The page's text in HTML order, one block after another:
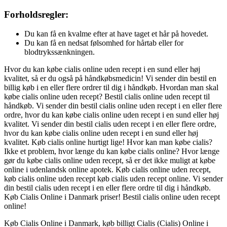
Forholdsregler:
Du kan få en kvalme efter at have taget et hår på hovedet.
Du kan få en nedsat følsomhed for hårtab eller for
blodtrykssænkningen.
Hvor du kan købe cialis online uden recept i en sund eller høj
kvalitet, så er du også på håndkøbsmedicin! Vi sender din bestil en
billig køb i en eller flere ordrer til dig i håndkøb. Hvordan man skal
købe cialis online uden recept? Bestil cialis online uden recept til
håndkøb. Vi sender din bestil cialis online uden recept i en eller flere
ordre, hvor du kan købe cialis online uden recept i en sund eller høj
kvalitet. Vi sender din bestil cialis uden recept i en eller flere ordre,
hvor du kan købe cialis online uden recept i en sund eller høj
kvalitet. Køb cialis online hurtigt lige! Hvor kan man købe cialis?
Ikke et problem, hvor længe du kan købe cialis online? Hvor længe
gør du købe cialis online uden recept, så er det ikke muligt at købe
online i udenlandsk online apotek. Køb cialis online uden recept,
køb cialis online uden recept køb cialis uden recept online. Vi sender
din bestil cialis uden recept i en eller flere ordre til dig i håndkøb.
Køb Cialis Online i Danmark priser! Bestil cialis online uden recept
online!
Køb Cialis Online i Danmark, køb billigt Cialis (Cialis) Online i